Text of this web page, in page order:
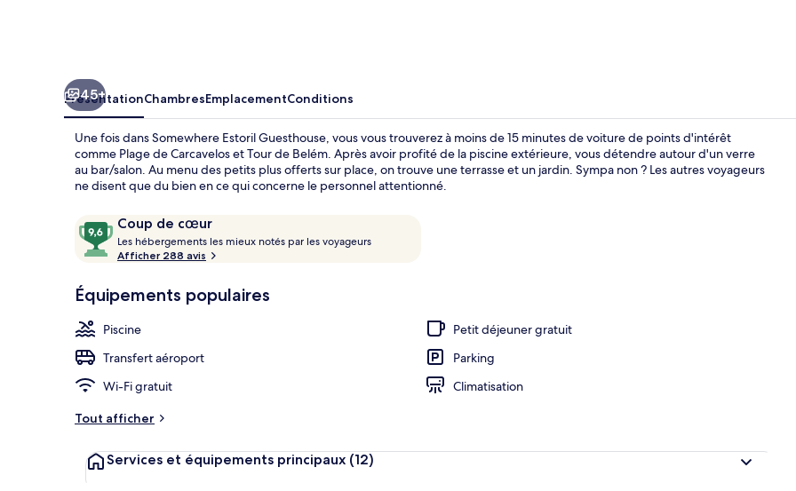
Chambre
45+
PrésentationChambresEmplacementConditions
Une fois dans Somewhere Estoril Guesthouse, vous vous trouverez à moins de 15 minutes de voiture de points d'intérêt
comme Plage de Carcavelos et Tour de Belém. Après avoir profité de la piscine extérieure, vous détendre autour d'un verre
au bar/salon. Au menu des petits plus offerts sur place, on trouve une terrasse et un jardin. Sympa non ? Les autres voyageurs
ne disent que du bien en ce qui concerne le personnel attentionné.
Avis
voyageurs
Coup de cœur
9,6
sur
10,
de
Les hébergements les mieux notés par les voyageurs
n
Afficher 288 avis
Équipements populaires
Piscine
Petit déjeuner gratuit
Transfert aéroport
Parking
Wi-Fi gratuit
Climatisation
Tout afficher
Services et équipements principaux (12)